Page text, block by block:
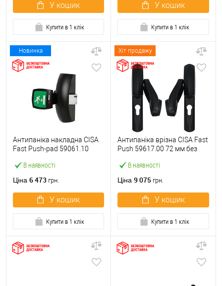
У кошик
Купити в 1 клік
У кошик
Купити в 1 клік
Новинка
В наявності
Антипаніка накладна CISA
Fast Push-pad 59061.10
Ціна 6 473 грн.
У кошик
Купити в 1 клік
Хіт продажу
В наявності
Антипаніка врізна CISA Fast
Push 59617.00 72 мм без
Ціна 9 075 грн.
У кошик
Купити в 1 клік